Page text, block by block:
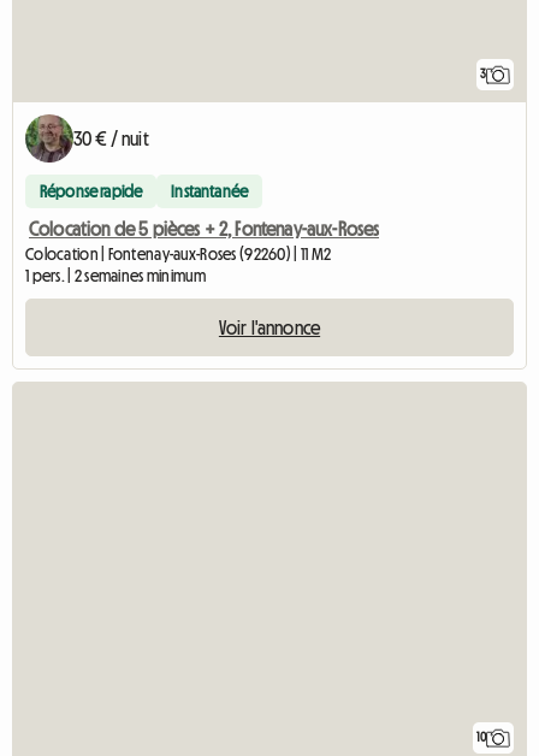
3
30 € / nuit
Réponse rapide Instantanée
Colocation de 5 pièces + 2, Fontenay-aux-Roses
Colocation | Fontenay-aux-Roses (92260) | 11 M2
1 pers. | 2 semaines minimum
Voir l'annonce
10